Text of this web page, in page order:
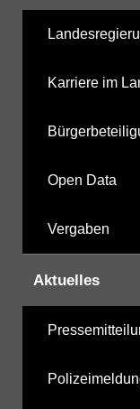
Karriere im
Open Data
Vergaben
Aktuelles